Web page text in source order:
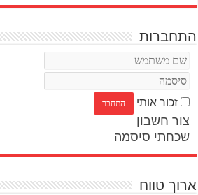
התחברות
זכור אותי
צור חשבון
שכחתי סיסמה
ארוך טווח